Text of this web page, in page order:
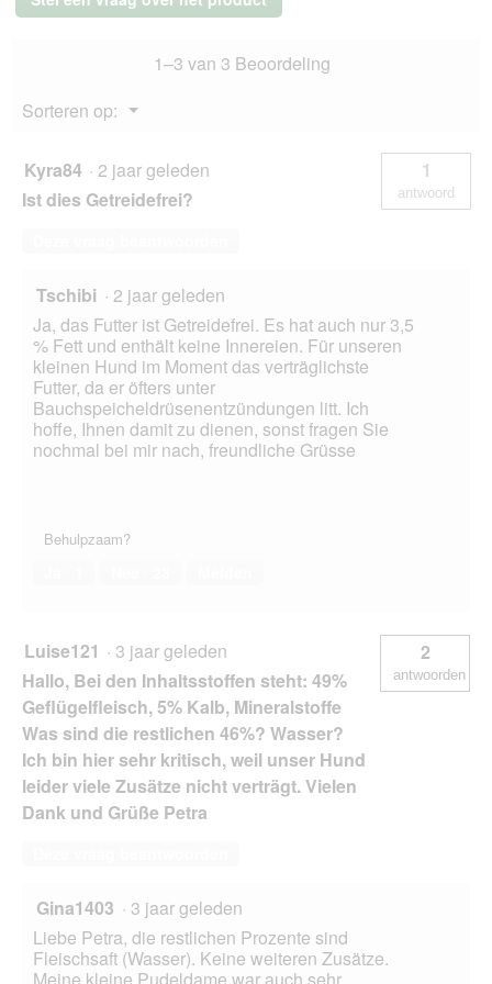
a
v
n
s
t
Pur
en
1–3 van 3 Beoordeling
Sorteren op:
▼
Menu
Kyra84 · 2 jaar geleden
Ist dies Getreidefrei?
1
antwoord
Tschibi · 2 jaar geleden
Ja, das Futter ist Getreidefrei. Es hat auch nur 3,5
% Fett und enthält keine Innereien. Für unseren
kleinen Hund im Moment das verträglichste
Futter, da er öfters unter
Bauchspeicheldrüsenentzündungen litt. Ich
hoffe, Ihnen damit zu dienen, sonst fragen Sie
nochmal bei mir nach, freundliche Grüsse
Behulpzaam?
Luise121 · 3 jaar geleden
Hallo, Bei den Inhalts­stoffen steht: 49%
Geflügelfleisch, 5% Kalb, Mineralstoffe
Was sind die restlichen 46%? Wasser?
Ich bin hier sehr kritisch, weil unser Hund
leider viele Zusätze nicht verträgt. Vielen
Dank und Grüße Petra
2
antwoorden
Gina1403 · 3 jaar geleden
Liebe Petra, die restlichen Prozente sind
Fleischsaft (Wasser). Keine weiteren Zusätze.